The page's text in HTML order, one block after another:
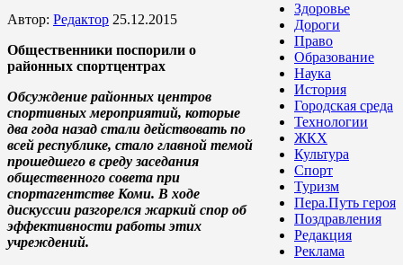
Здоровье
Дороги
Право
Образование
Наука
История
Городская среда
Технологии
ЖКХ
Культура
Спорт
Туризм
Пера.Путь героя
Поздравления
Редакция
Реклама
Автор: Редактор 25.12.2015
Общественники поспорили о
районных спортцентрах
Обсуждение районных центров
спортивных мероприятий, которые
два года назад стали действовать по
всей республике, стало главной темой
прошедшего в среду заседания
общественного совета при
спортагентстве Коми. В ходе
дискуссии разгорелся жаркий спор об
эффективности работы этих
учреждений.